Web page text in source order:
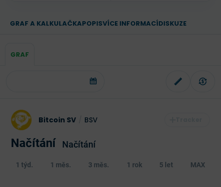
GRAF A KALKULAČKAPOPISVÍCE INFORMACÍDISKUZE
GRAF
Bitcoin SV BSV
Načítání Načítání
1 týd. 1 měs. 3 měs. 1 rok 5 let MAX